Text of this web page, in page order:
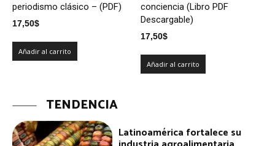
periodismo clásico – (PDF)
17,50$
Añadir al carrito
conciencia (Libro PDF
Descargable)
17,50$
Añadir al carrito
TENDENCIA
Latinoamérica fortalece su